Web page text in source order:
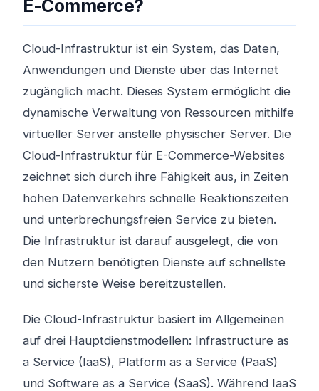
E-Commerce?
Cloud-Infrastruktur ist ein System, das Daten,
Anwendungen und Dienste über das Internet
zugänglich macht. Dieses System ermöglicht die
dynamische Verwaltung von Ressourcen mithilfe
virtueller Server anstelle physischer Server. Die
Cloud-Infrastruktur für E-Commerce-Websites
zeichnet sich durch ihre Fähigkeit aus, in Zeiten
hohen Datenverkehrs schnelle Reaktionszeiten
und unterbrechungsfreien Service zu bieten.
Die Infrastruktur ist darauf ausgelegt, die von
den Nutzern benötigten Dienste auf schnellste
und sicherste Weise bereitzustellen.
Die Cloud-Infrastruktur basiert im Allgemeinen
auf drei Hauptdienstmodellen: Infrastructure as
a Service (IaaS), Platform as a Service (PaaS)
und Software as a Service (SaaS). Während IaaS